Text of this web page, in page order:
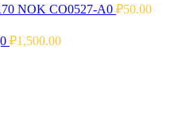
NOK CO0527-A0 ₽50.00
₽1,500.00